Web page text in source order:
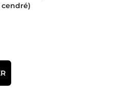
cendré)